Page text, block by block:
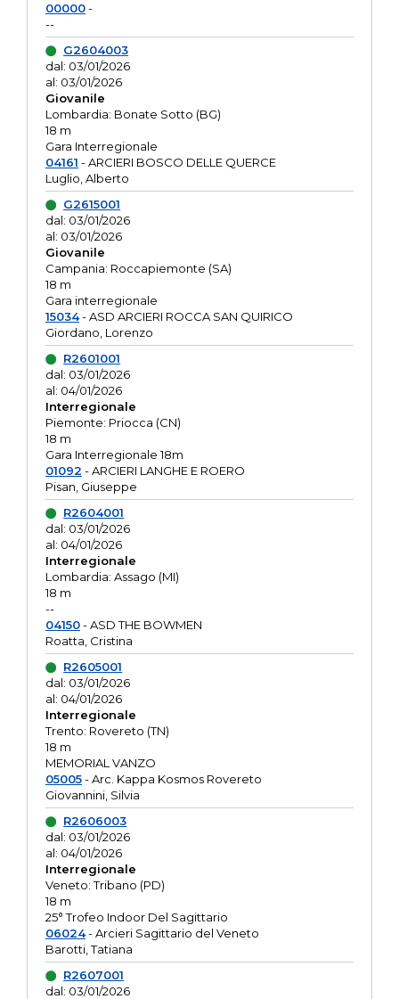
00000-
--
G2604003
dal: 03/01/2026
al: 03/01/2026
Giovanile
Lombardia: Bonate Sotto (BG)
18 m
Gara Interregionale
04161 - ARCIERI BOSCO DELLE QUERCE
Luglio, Alberto
G2615001
dal: 03/01/2026
al: 03/01/2026
Giovanile
Campania: Roccapiemonte (SA)
18 m
Gara interregionale
15034- ASD ARCIERI ROCCA SAN QUIRICO
Giordano, Lorenzo
R2601001
dal: 03/01/2026
al: 04/01/2026
Interregionale
Piemonte: Priocca (CN)
18 m
Gara Interregionale 18m
01092 - ARCIERI LANGHE E ROERO
Pisan, Giuseppe
R2604001
dal: 03/01/2026
al: 04/01/2026
Interregionale
Lombardia: Assago (MI)
18 m
--
04150- ASD THE BOWMEN
Roatta, Cristina
R2605001
dal: 03/01/2026
al: 04/01/2026
Interregionale
Trento: Rovereto (TN)
18 m
MEMORIAL VANZO
05005- Arc. Kappa Kosmos Rovereto
Giovannini, Silvia
R2606003
dal: 03/01/2026
al: 04/01/2026
Interregionale
Veneto: Tribano (PD)
18 m
25° Trofeo Indoor Del Sagittario
06024- Arcieri Sagittario del Veneto
Barotti, Tatiana
R2607001
dal: 03/01/2026